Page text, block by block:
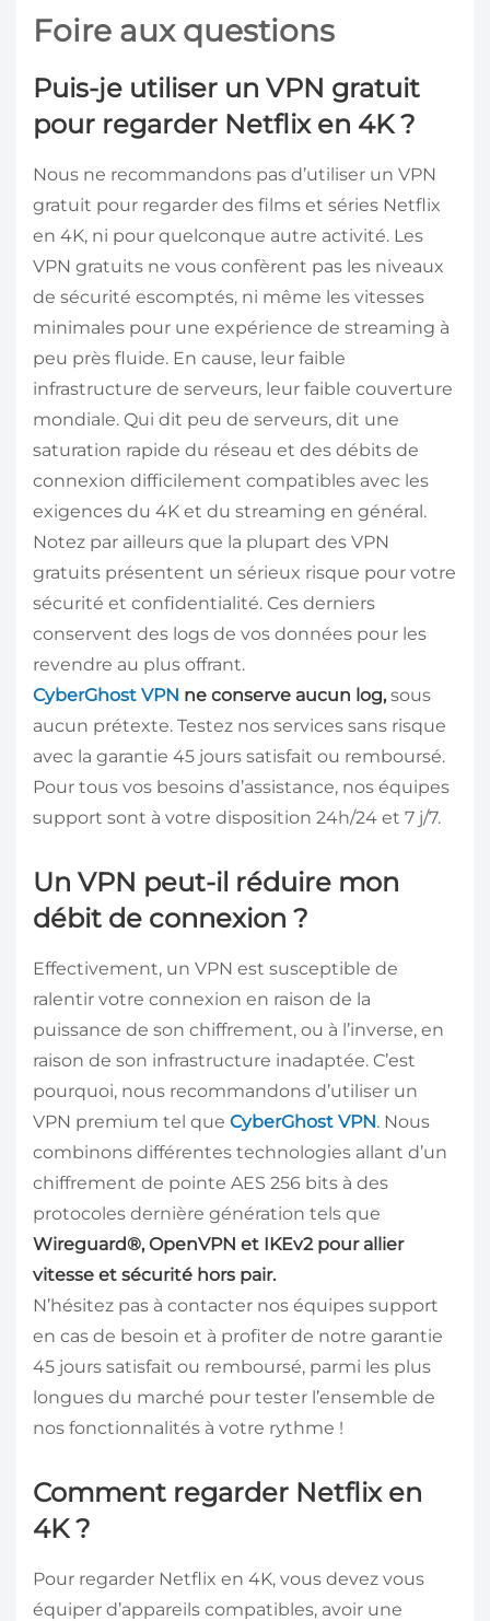
Foire aux questions
Puis-je utiliser un VPN gratuit
pour regarder Netflix en 4K ?
Nous ne recommandons pas d’utiliser un VPN
gratuit pour regarder des films et séries Netflix
en 4K, ni pour quelconque autre activité. Les
VPN gratuits ne vous confèrent pas les niveaux
de sécurité escomptés, ni même les vitesses
minimales pour une expérience de streaming à
peu près fluide. En cause, leur faible
infrastructure de serveurs, leur faible couverture
mondiale. Qui dit peu de serveurs, dit une
saturation rapide du réseau et des débits de
connexion difficilement compatibles avec les
exigences du 4K et du streaming en général.
Notez par ailleurs que la plupart des VPN
gratuits présentent un sérieux risque pour votre
sécurité et confidentialité. Ces derniers
conservent des logs de vos données pour les
revendre au plus offrant.
CyberGhost VPN ne conserve aucun log, sous
aucun prétexte. Testez nos services sans risque
avec la garantie 45 jours satisfait ou remboursé.
Pour tous vos besoins d’assistance, nos équipes
support sont à votre disposition 24h/24 et 7 j/7.
Un VPN peut-il réduire mon
débit de connexion ?
Effectivement, un VPN est susceptible de
ralentir votre connexion en raison de la
puissance de son chiffrement, ou à l’inverse, en
raison de son infrastructure inadaptée. C’est
pourquoi, nous recommandons d’utiliser un
VPN premium tel que CyberGhost VPN. Nous
combinons différentes technologies allant d’un
chiffrement de pointe AES 256 bits à des
protocoles dernière génération tels que
Wireguard®, OpenVPN et IKEv2 pour allier
vitesse et sécurité hors pair.
N’hésitez pas à contacter nos équipes support
en cas de besoin et à profiter de notre garantie
45 jours satisfait ou remboursé, parmi les plus
longues du marché pour tester l’ensemble de
nos fonctionnalités à votre rythme !
Comment regarder Netflix en
4K ?
Pour regarder Netflix en 4K, vous devez vous
équiper d’appareils compatibles, avoir une